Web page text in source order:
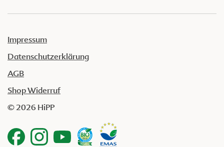
Impressum
Datenschutzerklärung
AGB
Shop Widerruf
© 2026 HiPP